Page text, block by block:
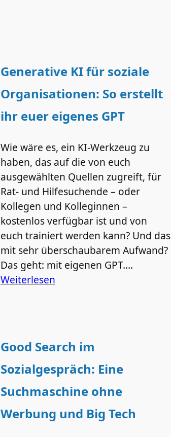
Generative KI für soziale
Organisationen: So erstellt
ihr euer eigenes GPT
Wie wäre es, ein KI-Werkzeug zu
haben, das auf die von euch
ausgewählten Quellen zugreift, für
Rat- und Hilfesuchende – oder
Kollegen und Kolleginnen –
kostenlos verfügbar ist und von
euch trainiert werden kann? Und das
mit sehr überschaubarem Aufwand?
Das geht: mit eigenen GPT.…
Weiterlesen
Good Search im
Sozialgespräch: Eine
Suchmaschine ohne
Werbung und Big Tech